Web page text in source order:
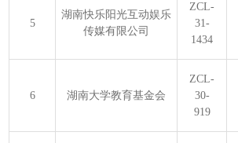
5
湖南快乐阳光互动娱乐
传媒有限公司
ZCL-
31-
1434
6 湖南大学教育基金会
ZCL-
30-
919